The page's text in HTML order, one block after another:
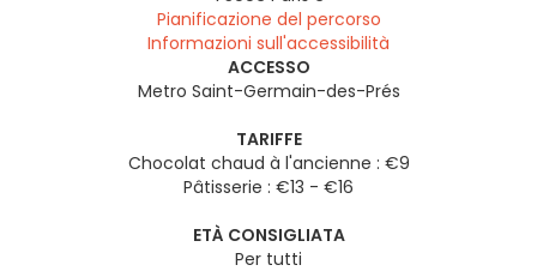
Pianificazione del percorso
Informazioni sull'accessibilità
ACCESSO
Metro Saint-Germain-des-Prés
TARIFFE
Chocolat chaud à l'ancienne : €9
Pâtisserie : €13 - €16
ETÀ CONSIGLIATA
Per tutti